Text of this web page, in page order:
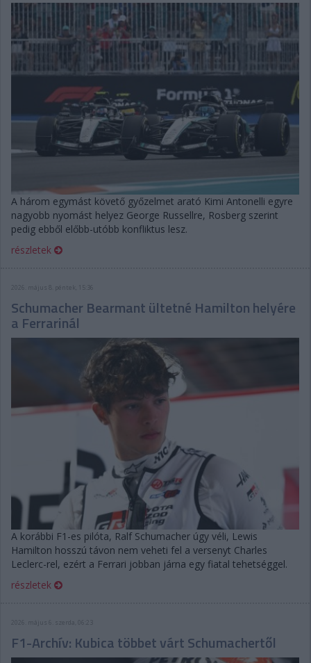
A három egymást követő győzelmet arató Kimi Antonelli egyre
nagyobb nyomást helyez George Russellre, Rosberg szerint
pedig ebből előbb-utóbb konfliktus lesz.
részletek
2026. május 8. péntek, 15:36
Schumacher Bearmant ültetné Hamilton helyére
a Ferrarinál
A korábbi F1-es pilóta, Ralf Schumacher úgy véli, Lewis
Hamilton hosszú távon nem veheti fel a versenyt Charles
Leclerc-rel, ezért a Ferrari jobban járna egy fiatal tehetséggel.
részletek
2026. május 6. szerda, 06:23
F1-Archív: Kubica többet várt Schumachertől